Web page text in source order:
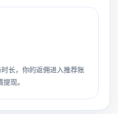
长，你的返佣进入推荐账
现。